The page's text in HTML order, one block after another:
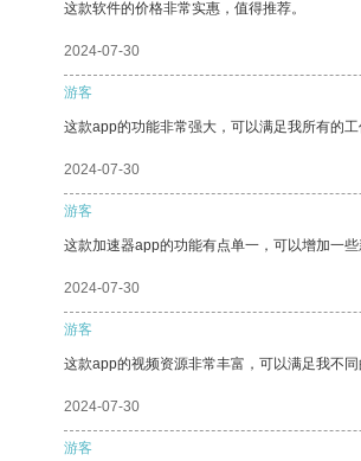
这款软件的价格非常实惠，值得推荐。
2024-07-30
游客
这款app的功能非常强大，可以满足我所有的
2024-07-30
游客
这款加速器app的功能有点单一，可以增加一
2024-07-30
游客
这款app的视频资源非常丰富，可以满足我不同
2024-07-30
游客